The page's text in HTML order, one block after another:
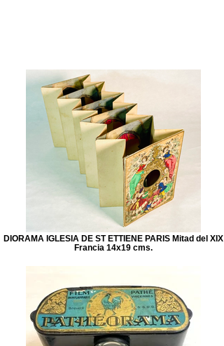
DIORAMA IGLESIA DE ST ETTIENE PARIS Mitad del XIX
Francia 14x19 cms.